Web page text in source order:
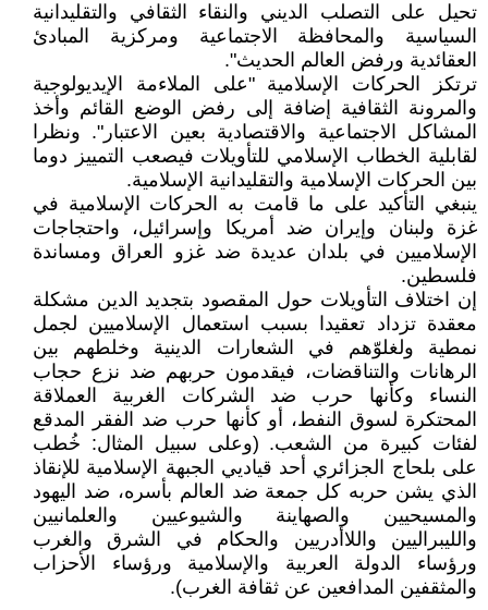
تحيل على التصلب الديني والنقاء الثقافي والتقليدانية
السياسية والمحافظة الاجتماعية ومركزية المبادئ
العقائدية ورفض العالم الحديث".
ترتكز الحركات الإسلامية "على الملاءمة الإيديولوجية
والمرونة الثقافية إضافة إلى رفض الوضع القائم وأخذ
المشاكل الاجتماعية والاقتصادية بعين الاعتبار". ونظرا
لقابلية الخطاب الإسلامي للتأويلات فيصعب التمييز دوما
بين الحركات الإسلامية والتقليدانية الإسلامية.
ينبغي التأكيد على ما قامت به الحركات الإسلامية في
غزة ولبنان وإيران ضد أمريكا وإسرائيل، واحتجاجات
الإسلاميين في بلدان عديدة ضد غزو العراق ومساندة
فلسطين.
إن اختلاف التأويلات حول المقصود بتجديد الدين مشكلة
معقدة تزداد تعقيدا بسبب استعمال الإسلاميين لجمل
نمطية ولغلوّهم في الشعارات الدينية وخلطهم بين
الرهانات والتناقضات، فيقدمون حربهم ضد نزع حجاب
النساء وكأنها حرب ضد الشركات الغربية العملاقة
المحتكرة لسوق النفط، أو كأنها حرب ضد الفقر المدقع
لفئات كبيرة من الشعب. (وعلى سبيل المثال: خُطب
على بلحاج الجزائري أحد قياديي الجبهة الإسلامية للإنقاذ
الذي يشن حربه كل جمعة ضد العالم بأسره، ضد اليهود
والمسيحيين والصهاينة والشيوعيين والعلمانيين
والليبراليين واللاأدريين والحكام في الشرق والغرب
ورؤساء الدولة العربية والإسلامية ورؤساء الأحزاب
والمثقفين المدافعين عن ثقافة الغرب).